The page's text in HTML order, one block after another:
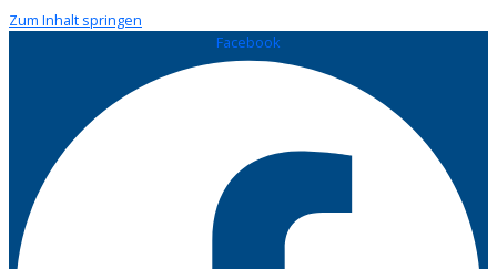
Zum Inhalt springen
Facebook